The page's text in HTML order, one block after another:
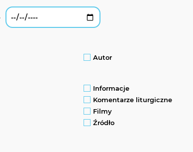
Autor
Informacje
Komentarze liturgiczne
Filmy
Źródło